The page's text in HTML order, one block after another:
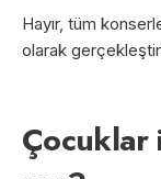
Hayır, tüm
olarak
Çocuklar